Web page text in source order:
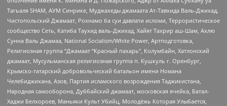
Тагьаля SHAM, АУМ Синрике, Муджахеды джамаата Ат-Тавхида Валь-Джихад,
Чистопольский Джамаат, Рохнамо ба суи давлати исломи, Террористическое
сообщество Сеть, Катиба Таухид валь-Джихад, Хайят Тахрир аш-Шам, Ахлю
Сунна Валь Джамаа, National Socialism/White Power, Артподготовка,
Религиозная группа “Джамаат “Красный пахарь”, Колумбайн, Хатлонский
джамаат, Мусульманская религиозная группа п. Кушкуль г. Оренбург,
Крымско-татарский добровольческий батальон имени Номана
Челебиджихана, Азов, Партия исламского возрождения Таджикистана,
Народная самооборона, Дуббайский джамаат, московская ячейка, Батал-
Хаджи Белхороев, Маньяки Культ Убийц, Молодёжь Которая Улыбается,